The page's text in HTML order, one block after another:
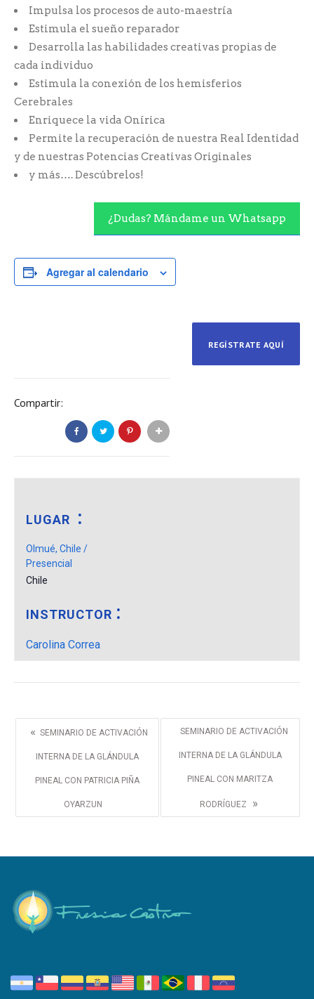
Impulsa los procesos de auto-maestría
Estimula el sueño reparador
Desarrolla las habilidades creativas propias de
cada individuo
Estimula la conexión de los hemisferios
Cerebrales
Enriquece la vida Onírica
Permite la recuperación de nuestra Real Identidad
y de nuestras Potencias Creativas Originales
y más…. Descúbrelos!
¿Dudas? Mándame un Whatsapp
Agregar al calendario
REGÍSTRATE AQUÍ
LUGAR
Olmué, Chile /
Presencial
Chile
INSTRUCTOR
Carolina Correa
Compartir:
« SEMINARIO DE ACTIVACIÓN
INTERNA DE LA GLÁNDULA
PINEAL CON PATRICIA PIÑA
OYARZUN
SEMINARIO DE ACTIVACIÓN
INTERNA DE LA GLÁNDULA
PINEAL CON MARITZA
RODRÍGUEZ »